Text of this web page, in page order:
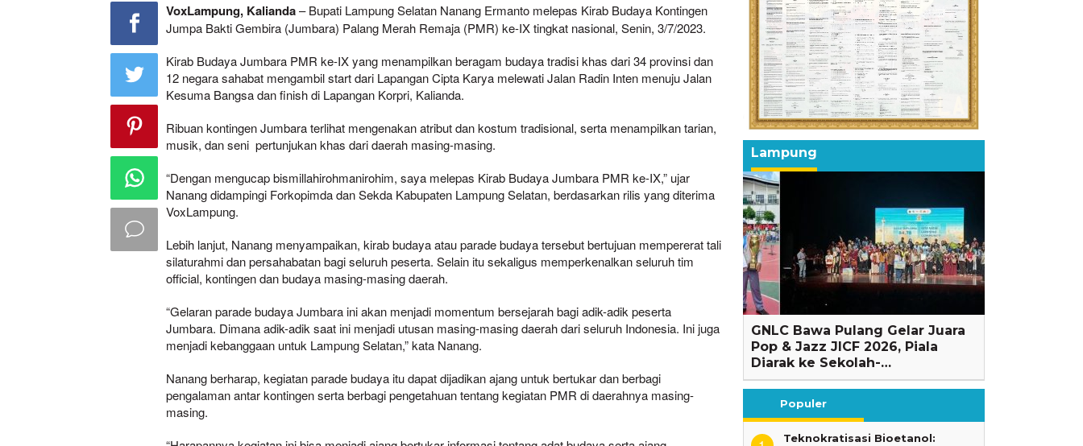
VoxLampung, Kalianda– Bupati Lampung Selatan Nanang Ermanto melepas Kirab Budaya Kontingen
Jumpa Bakti Gembira (Jumbara) Palang Merah Remaja (PMR) ke-IX tingkat nasional, Senin, 3/7/2023.
Kirab Budaya Jumbara PMR ke-IX yang menampilkan beragam budaya tradisi khas dari 34 provinsi dan
12 negara sahabat mengambil start dari Lapangan Cipta Karya melewati Jalan Radin Inten menuju Jalan
Kesuma Bangsa dan finish di Lapangan Korpri, Kalianda.
Ribuan kontingen Jumbara terlihat mengenakan atribut dan kostum tradisional, serta menampilkan tarian,
musik, dan seni pertunjukan khas dari daerah masing-masing.
“Dengan mengucap bismillahirohmanirohim, saya melepas Kirab Budaya Jumbara PMR ke-IX,” ujar
Nanang didampingi Forkopimda dan Sekda Kabupaten Lampung Selatan, berdasarkan rilis yang diterima
VoxLampung.
Lebih lanjut, Nanang menyampaikan, kirab budaya atau parade budaya tersebut bertujuan mempererat tali
silaturahmi dan persahabatan bagi seluruh peserta. Selain itu sekaligus memperkenalkan seluruh tim
official, kontingen dan budaya masing-masing daerah.
“Gelaran parade budaya Jumbara ini akan menjadi momentum bersejarah bagi adik-adik peserta
Jumbara. Dimana adik-adik saat ini menjadi utusan masing-masing daerah dari seluruh Indonesia. Ini juga
menjadi kebanggaan untuk Lampung Selatan,” kata Nanang.
Nanang berharap, kegiatan parade budaya itu dapat dijadikan ajang untuk bertukar dan berbagi
pengalaman antar kontingen serta berbagi pengetahuan tentang kegiatan PMR di daerahnya masing-
masing.
Lampung
GNLC Bawa Pulang Gelar Juara
Pop & Jazz JICF 2026, Piala
Diarak ke Sekolah-…
Populer
Teknokratisasi Bioetanol: